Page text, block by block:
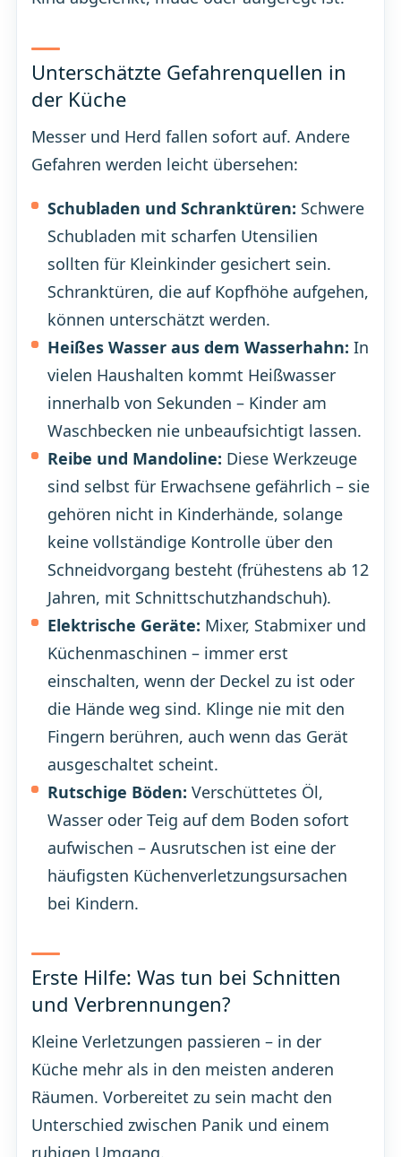
Unterschätzte Gefahrenquellen in
der Küche
Messer und Herd fallen sofort auf. Andere
Gefahren werden leicht übersehen:
Schubladen und Schranktüren: Schwere
Schubladen mit scharfen Utensilien
sollten für Kleinkinder gesichert sein.
Schranktüren, die auf Kopfhöhe aufgehen,
können unterschätzt werden.
Heißes Wasser aus dem Wasserhahn: In
vielen Haushalten kommt Heißwasser
innerhalb von Sekunden – Kinder am
Waschbecken nie unbeaufsichtigt lassen.
Reibe und Mandoline: Diese Werkzeuge
sind selbst für Erwachsene gefährlich – sie
gehören nicht in Kinderhände, solange
keine vollständige Kontrolle über den
Schneidvorgang besteht (frühestens ab 12
Jahren, mit Schnittschutzhandschuh).
Elektrische Geräte: Mixer, Stabmixer und
Küchenmaschinen – immer erst
einschalten, wenn der Deckel zu ist oder
die Hände weg sind. Klinge nie mit den
Fingern berühren, auch wenn das Gerät
ausgeschaltet scheint.
Rutschige Böden: Verschüttetes Öl,
Wasser oder Teig auf dem Boden sofort
aufwischen – Ausrutschen ist eine der
häufigsten Küchenverletzungsursachen
bei Kindern.
Erste Hilfe: Was tun bei Schnitten
und Verbrennungen?
Kleine Verletzungen passieren – in der
Küche mehr als in den meisten anderen
Räumen. Vorbereitet zu sein macht den
Unterschied zwischen Panik und einem